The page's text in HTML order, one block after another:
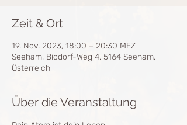
Zeit & Ort
19. Nov. 2023, 18:00 – 20:30 MEZ
Seeham, Biodorf-Weg 4, 5164 Seeham,
Österreich
Über die Veranstaltung